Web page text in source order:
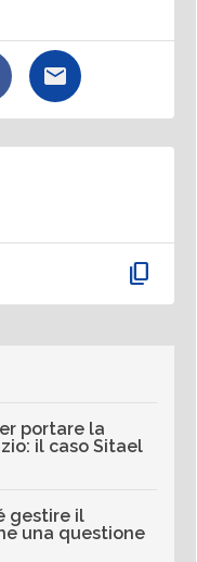
content_copy
portare la
il caso Sitael
gestire il
una questione